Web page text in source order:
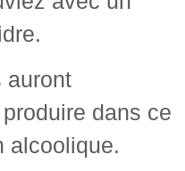
auront
dans ce
alcoolique.